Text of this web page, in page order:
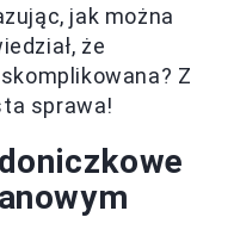
jak można
że
Z
sprawa!